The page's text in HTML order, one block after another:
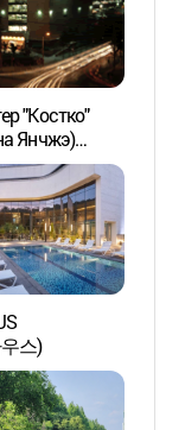
"Костко"
Янчжэ)
양재점)
스)